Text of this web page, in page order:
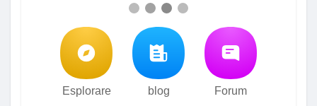
Esplorare blog Forum